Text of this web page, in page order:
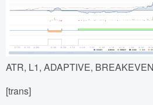
ATR, L1, ADAPTIVE,
[trans]